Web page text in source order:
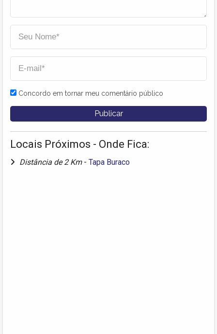
Concordo em tornar meu comentário público
Locais Próximos - Onde Fica:
Distância de 2 Km - Tapa Buraco